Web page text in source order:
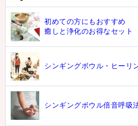
初めての方にもおすすめ
癒しと浄化のお得なセット
シンギングボウル・ヒーリ
シンギングボウル倍音呼吸